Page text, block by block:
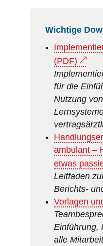
Wichtige
(PDF)
für die
Nutzung
ambulant –
etwas
Leitfaden
Berichts-
Vorlagen
Einführung,
alle